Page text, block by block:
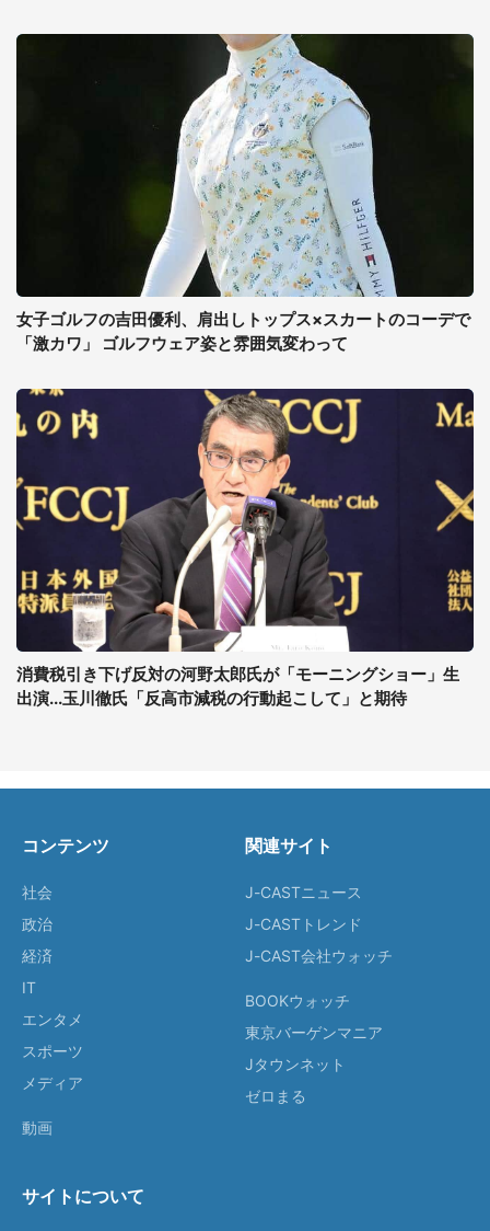
女子ゴルフの吉田優利、肩出しトップス×スカートのコーデで
「激カワ」 ゴルフウェア姿と雰囲気変わって
消費税引き下げ反対の河野太郎氏が「モーニングショー」生
出演...玉川徹氏「反高市減税の行動起こして」と期待
コンテンツ
社会
政治
経済
IT
エンタメ
スポーツ
メディア
動画
関連サイト
J-CASTニュース
J-CASTトレンド
J-CAST会社ウォッチ
BOOKウォッチ
東京バーゲンマニア
Jタウンネット
ゼロまる
サイトについて